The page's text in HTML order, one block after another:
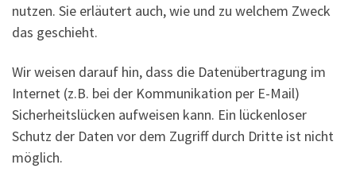
nutzen. Sie erläutert auch, wie und zu welchem Zweck
das geschieht.
Wir weisen darauf hin, dass die Datenübertragung im
Internet (z.B. bei der Kommunikation per E-Mail)
Sicherheitslücken aufweisen kann. Ein lückenloser
Schutz der Daten vor dem Zugriff durch Dritte ist nicht
möglich.